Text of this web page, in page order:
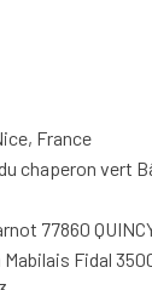
France
chaperon vert
77860
Mabilais Fidal